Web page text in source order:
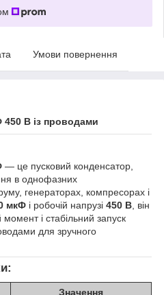
Умови повернення
450 В із проводами
— це пусковий конденсатор,
в однофазних
генераторах, компресорах і
мкФ і робочій напрузі 450 В , він
і стабільний запуск
для зручного
Значення